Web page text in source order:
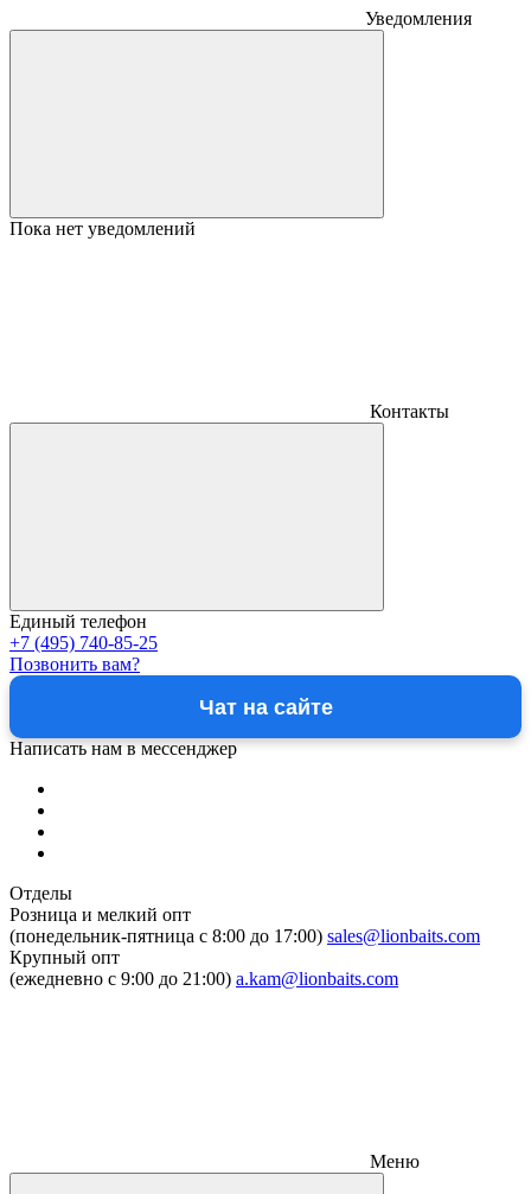
Уведомления
Пока нет уведомлений
Контакты
Единый телефон
+7 (495) 740-85-25
Позвонить вам?
Чат на сайте
Написать нам в мессенджер
Отделы
Розница и мелкий опт
(понедельник-пятница c 8:00 до 17:00) sales@lionbaits.com
Крупный опт
(ежедневно с 9:00 до 21:00) a.kam@lionbaits.com
Меню